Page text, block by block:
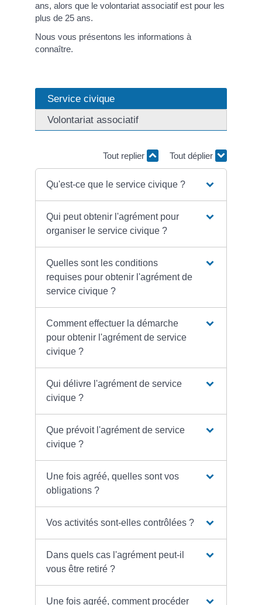
ans, alors que le volontariat associatif est pour les
plus de 25 ans.
Nous vous présentons les informations à
connaître.
Service civique
Volontariat associatif
Tout replier Tout déplier
Qu'est-ce que le service civique ?
Qui peut obtenir l'agrément pour
organiser le service civique ?
Quelles sont les conditions
requises pour obtenir l'agrément de
service civique ?
Comment effectuer la démarche
pour obtenir l'agrément de service
civique ?
Qui délivre l'agrément de service
civique ?
Que prévoit l'agrément de service
civique ?
Une fois agréé, quelles sont vos
obligations ?
Vos activités sont-elles contrôlées ?
Dans quels cas l'agrément peut-il
vous être retiré ?
Une fois agréé, comment procéder